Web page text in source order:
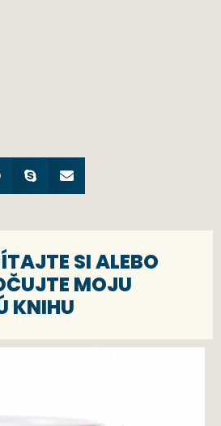
SI ALEBO
MOJU
KNIHU